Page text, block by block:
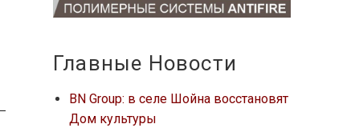
Главные Новости
BN Group: в селе Шойна восстановят
Дом культуры